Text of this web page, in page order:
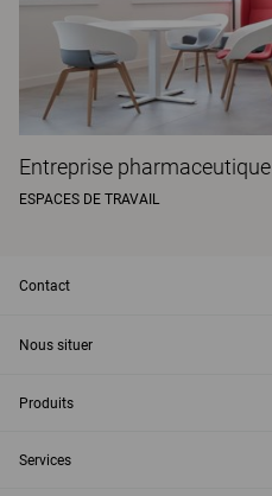
Entreprise pharmaceutique
ESPACES DE TRAVAIL
Contact
Nous situer
Produits
Services